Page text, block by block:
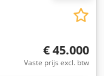
€ 45.000
Vaste prijs excl. btw